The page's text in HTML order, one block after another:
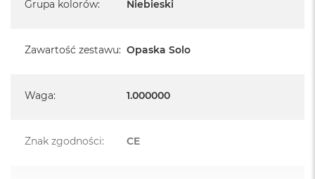
Grupa kolorów: Niebieski
Zawartość zestawu: Opaska Solo
Waga: 1.000000
Znak zgodności: CE